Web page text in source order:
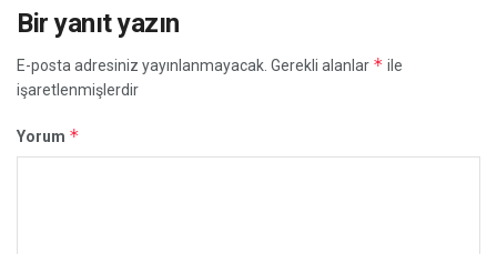
Bir yanıt yazın
E-posta adresiniz yayınlanmayacak. Gerekli alanlar * ile
işaretlenmişlerdir
Yorum *